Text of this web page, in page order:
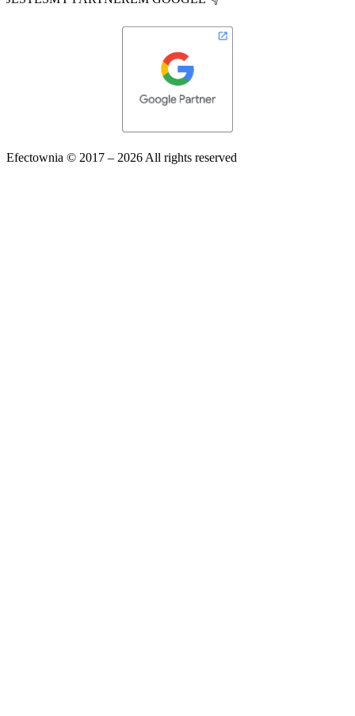
Efectownia © 2017 – 2026 All rights reserved